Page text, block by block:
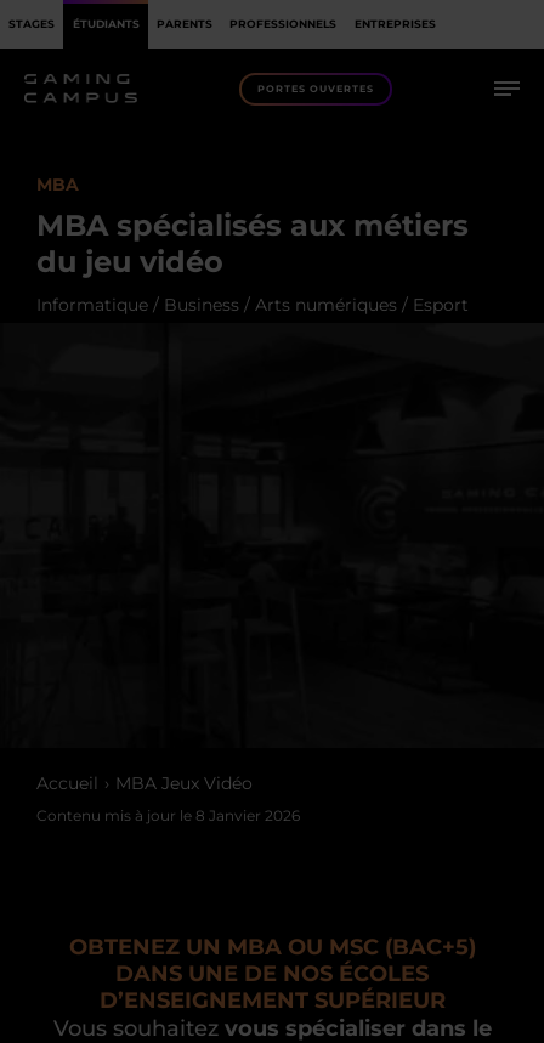
STAGES ÉTUDIANTS PARENTS PROFESSIONNELS ENTREPRISES
PORTES OUVERTES
MBA
MBA spécialisés aux métiers
du jeu vidéo
Informatique / Business / Arts numériques / Esport
Accueil MBA Jeux Vidéo
Contenu mis à jour le 8 Janvier 2026
OBTENEZ UN MBA OU MSC (BAC+5)
DANS UNE DE NOS ÉCOLES
D’ENSEIGNEMENT SUPÉRIEUR
Vous souhaitez vous spécialiser dans le